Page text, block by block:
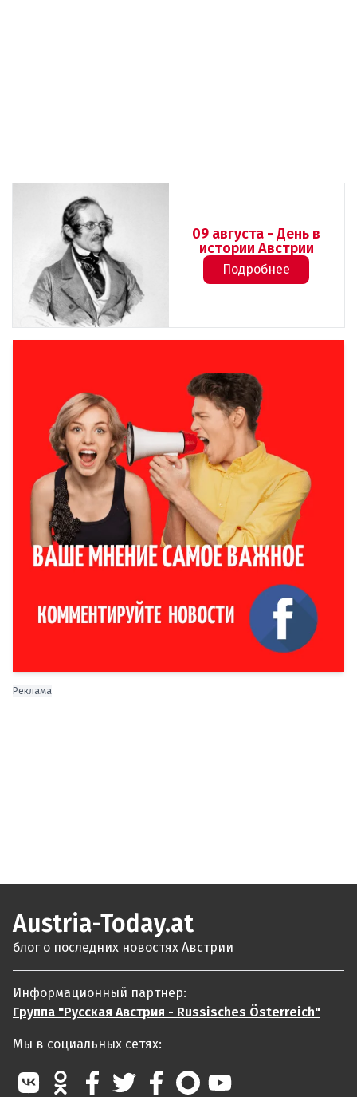
09 августа - День в
истории Австрии
Подробнее
Реклама
Austria-Today.at
блог о последних новостях Австрии
Информационный партнер:
Группа "Русская Австрия - Russisches Österreich"
Мы в социальных сетях: